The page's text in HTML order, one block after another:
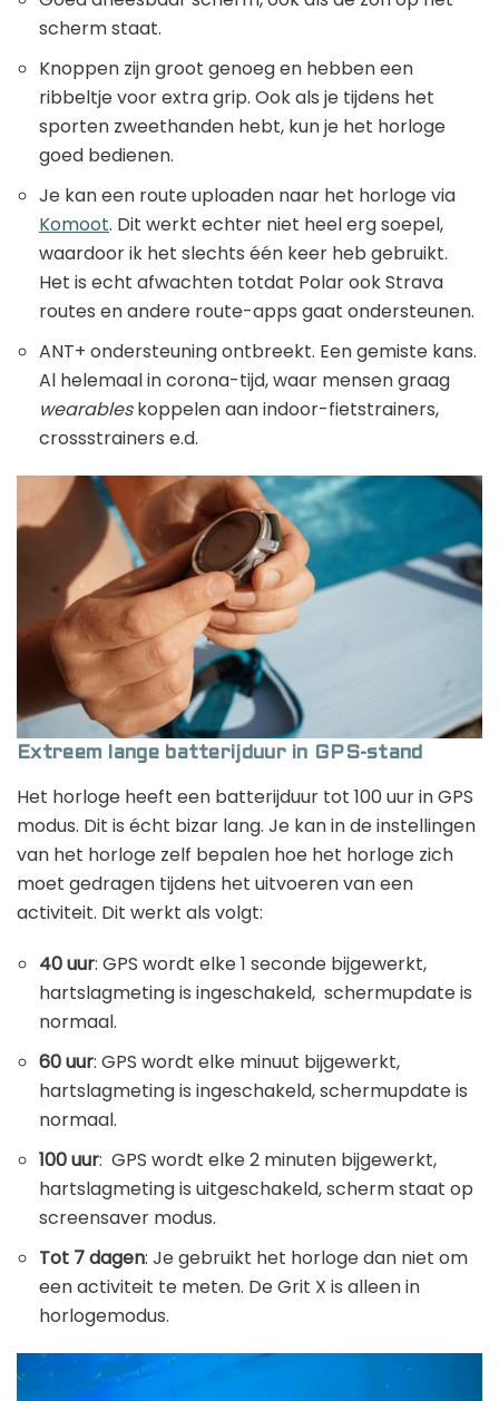
scherm staat.
Knoppen zijn groot genoeg en hebben een
ribbeltje voor extra grip. Ook als je tijdens het
sporten zweethanden hebt, kun je het horloge
goed bedienen.
Je kan een route uploaden naar het horloge via
Komoot. Dit werkt echter niet heel erg soepel,
waardoor ik het slechts één keer heb gebruikt.
Het is echt afwachten totdat Polar ook Strava
routes en andere route-apps gaat ondersteunen.
ANT+ ondersteuning ontbreekt. Een gemiste kans.
Al helemaal in corona-tijd, waar mensen graag
wearableskoppelen aan indoor-fietstrainers,
crossstrainers e.d.
Extreem lange batterijduur in GPS-stand
Het horloge heeft een batterijduur tot 100 uur in GPS
modus. Dit is écht bizar lang. Je kan in de instellingen
van het horloge zelf bepalen hoe het horloge zich
moet gedragen tijdens het uitvoeren van een
activiteit. Dit werkt als volgt:
40 uur: GPS wordt elke 1 seconde bijgewerkt,
hartslagmeting is ingeschakeld, schermupdate is
normaal.
60 uur: GPS wordt elke minuut bijgewerkt,
hartslagmeting is ingeschakeld, schermupdate is
normaal.
100 uur: GPS wordt elke 2 minuten bijgewerkt,
hartslagmeting is uitgeschakeld, scherm staat op
screensaver modus.
Tot 7 dagen: Je gebruikt het horloge dan niet om
een activiteit te meten. De Grit X is alleen in
horlogemodus.